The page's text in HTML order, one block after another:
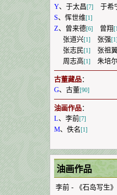
Y、 于太昌[7] 于希
S、 恽世维[1]
Z、 曾来德[6] 曾翔
张道兴[1] 张强[1]
张志民[1] 张祖
周志高[1] 朱培
古董藏品：
G、 古董[90]
油画作品：
L、 李前[7]
M、 佚名 [1]
油画作品
李前 - 《石岛写生》